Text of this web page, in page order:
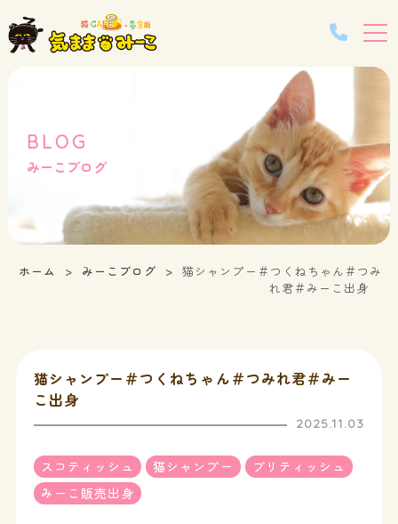
BLOG
みーこブログ
ホーム みーこブログ
猫シャンプー＃つくねちゃん＃つみ
れ君＃みーこ出身
猫シャンプー＃つくねちゃん＃つみれ君＃みー
こ出身
2025.11.03
スコティッシュ 猫シャンプー
ブリティッシュ
みーこ販売出身